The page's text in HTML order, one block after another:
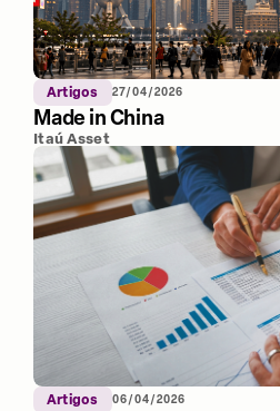
Artigos 27/04/2026
Made in China
Itaú Asset
Artigos 06/04/2026